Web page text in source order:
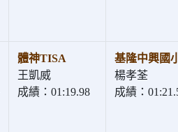
體神TISA
王凱威
成績：01:19.98
基隆中興國
楊孝荃
成績：